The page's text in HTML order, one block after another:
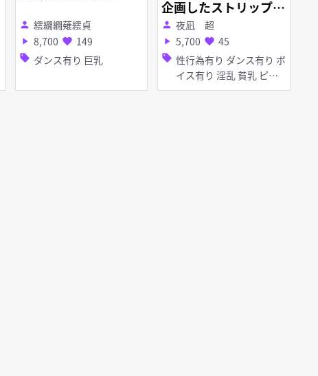
person 繧繝繝薙繧貞
play_arrow 8,700 favorite 149
sell ダンス有り 巨乳
企画したストリップシ
ョーで舞うモグ波さん
person 夜凪 超
play_arrow 5,700 favorite 45
sell 性行為有り ダンス有り ボ
イス有り 淫乱 貧乳 ピア
ス・装飾品 マイクロ水着